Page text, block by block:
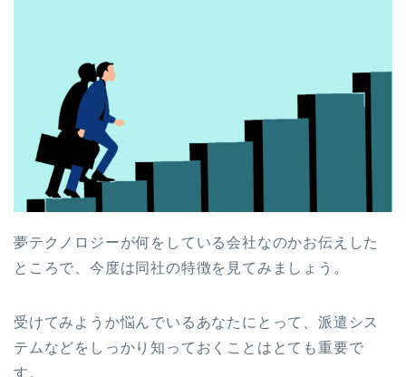
夢テクノロジーが何をしている会社なのかお伝えした
ところで、今度は同社の特徴を見てみましょう。
受けてみようか悩んでいるあなたにとって、派遣シス
テムなどをしっかり知っておくことはとても重要で
す。